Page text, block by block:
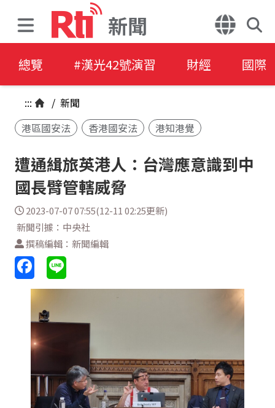
新聞
總覽 #漢光42號演習 財經 國際
::: / 新聞
港區國安法
香港國安法 港知港覺
遭通緝旅英港人：台灣應意識到中
國長臂管轄威脅
2023-07-07 07:55(12-11 02:25更新)
新聞引據：中央社
撰稿編輯：新聞編輯